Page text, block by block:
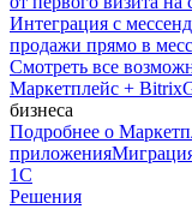
Интеграция с
продажи прямо в
Смотреть все
Маркетплейс +
бизнеса
Подробнее о
приложения
1С
Решения